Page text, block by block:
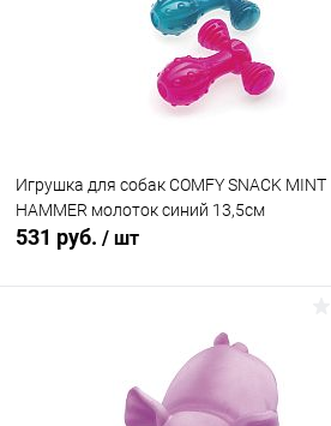
Игрушка для собак COMFY SNACK MINT
HAMMER молоток синий 13,5см
531 руб. / шт
В корзину
Купить в 1 клик Сравнение